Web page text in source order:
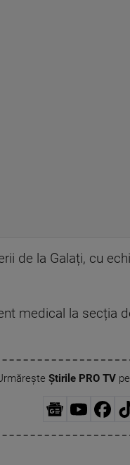
de la Galați, cu
medical la secția
Știrile PRO TVpe